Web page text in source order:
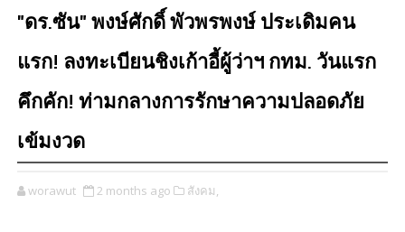
"ดร.ซัน" พงษ์ศักดิ์ พัวพรพงษ์ ประเดิมคน
แรก! ลงทะเบียนชิงเก้าอี้ผู้ว่าฯ กทม. วันแรก
คึกคัก! ท่ามกลางการรักษาความปลอดภัย
เข้มงวด
worawut 2 months ago สังคม,